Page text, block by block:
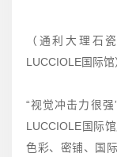
（通利大理石
LUCCIOLE国际馆
“视觉冲击力很强
LUCCIOLE国际
色彩、密铺、国